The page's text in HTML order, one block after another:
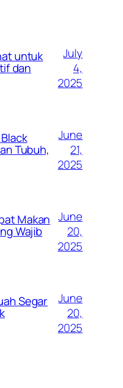
untuk
dan
July
4,
2025
Tubuh,
June
21,
2025
Makan
Wajib
June
20,
2025
Segar
June
20,
2025